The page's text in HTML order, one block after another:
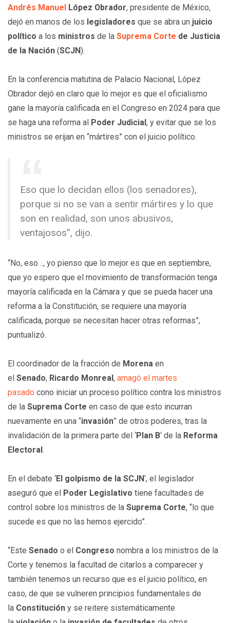
Andrés Manuel López Obrador, presidente de México,
dejó en manos de los legisladores que se abra un juicio
político a los ministros de la Suprema Corte de Justicia
de la Nación (SCJN).
En la conferencia matutina de Palacio Nacional, López
Obrador dejó en claro que lo mejor es que el oficialismo
gane la mayoría calificada en el Congreso en 2024 para que
se haga una reforma al Poder Judicial, y evitar que se los
ministros se erijan en “mártires” con el juicio político.
Eso que lo decidan ellos (los senadores),
porque si no se van a sentir mártires y lo que
son en realidad, son unos abusivos,
ventajosos”, dijo.
“No, eso…, yo pienso que lo mejor es que en septiembre,
que yo espero que el movimiento de transformación tenga
mayoría calificada en la Cámara y que se pueda hacer una
reforma a la Constitución, se requiere una mayoría
calificada, porque se necesitan hacer otras reformas”,
puntualizó.
El coordinador de la fracción de Morena en
el Senado, Ricardo Monreal, amagó el martes
pasado cono iniciar un proceso político contra los ministros
de la Suprema Corte en caso de que esto incurran
nuevamente en una “invasión” de otros poderes, tras la
invalidación de la primera parte del ‘Plan B‘ de la Reforma
Electoral.
En el debate ‘El golpismo de la SCJN‘, el legislador
aseguró que el Poder Legislativo tiene facultades de
control sobre los ministros de la Suprema Corte, “lo que
sucede es que no las hemos ejercido”.
“Este Senado o el Congreso nombra a los ministros de la
Corte y tenemos la facultad de citarlos a comparecer y
también tenemos un recurso que es el juicio político, en
caso, de que se vulneren principios fundamentales de
la Constitución y se reitere sistemáticamente